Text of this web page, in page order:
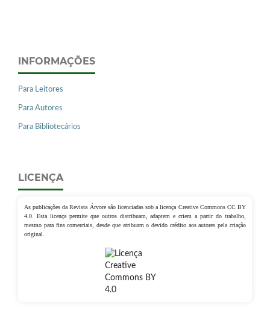
INFORMAÇÕES
Para Leitores
Para Autores
Para Bibliotecários
LICENÇA
As publicações da Revista Árvore são licenciadas sob a licença Creative Commons CC BY
4.0. Esta licença permite que outros distribuam, adaptem e criem a partir do trabalho,
mesmo para fins comerciais, desde que atribuam o devido crédito aos autores pela criação
original.